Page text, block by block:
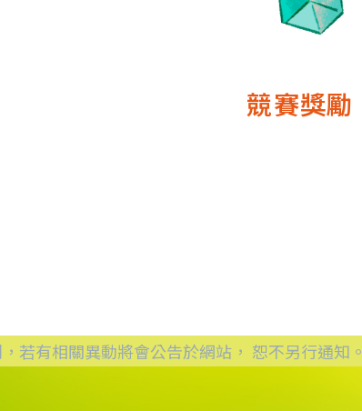
競賽獎勵
若有相關異動將會公告於網站， 恕不另行通知。